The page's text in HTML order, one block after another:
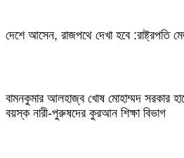
দেশে আসেন, রাজপথে দেখা হবে
বামনকুমার আলহাজ্ব খোষ মোহাম্মদ সরকার
বয়স্ক নারী-পুরুষদের কুরআন শিক্ষা বিভাগ